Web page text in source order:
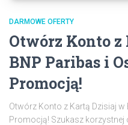
DARMOWE OFERTY
Otwórz Konto
BNP Paribas i
Promocją!
Otwórz Konto z Kartą Dzisiaj
Promocją! Szukasz